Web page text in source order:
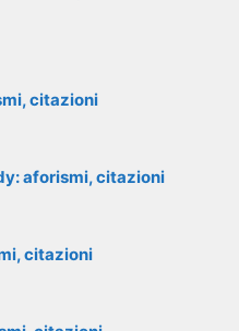
citazioni
aforismi, citazioni
citazioni